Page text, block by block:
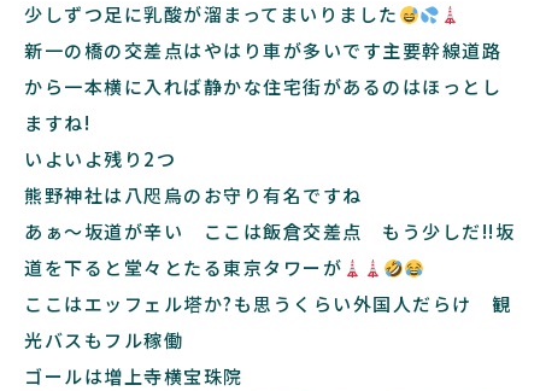
少しずつ足に乳酸が溜まってまいりました
新一の橋の交差点はやはり車が多いです主要幹線道路
から一本横に入れば静かな住宅街があるのはほっとし
ますね!
いよいよ残り2つ
熊野神社は八咫烏のお守り有名ですね
あぁ～坂道が辛い ここは飯倉交差点 もう少しだ!!坂
道を下ると堂々とたる東京タワーが
ここはエッフェル塔か?も思うくらい外国人だらけ 観
光バスもフル稼働
ゴールは増上寺横宝珠院